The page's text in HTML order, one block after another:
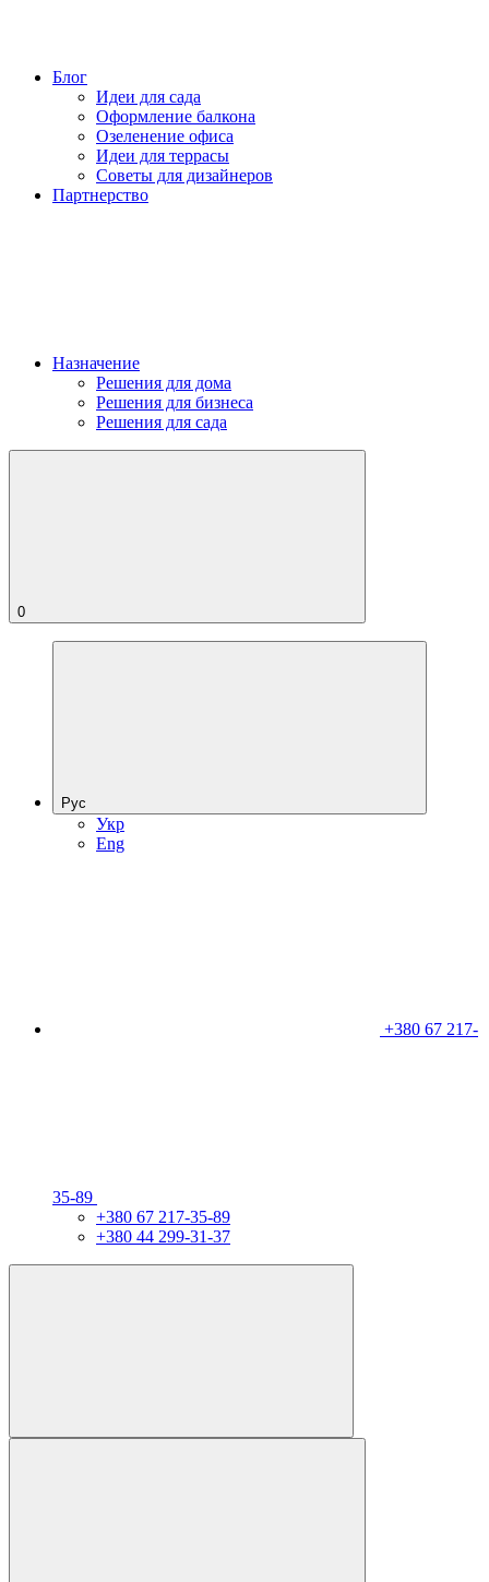
Блог
Идеи для сада
Оформление балкона
Озеленение офиса
Идеи для террасы
Советы для дизайнеров
Партнерство
Назначение
Решения для дома
Решения для бизнеса
Решения для сада
0
Рус
Укр
Eng
+380 67 217-
35-89
+380 67 217-35-89
+380 44 299-31-37